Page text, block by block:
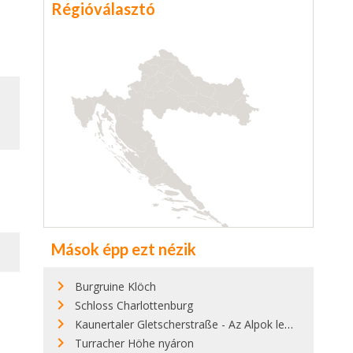
Régióválasztó
Mások épp ezt nézik
Burgruine Klöch
Schloss Charlottenburg
Kaunertaler Gletscherstraße - Az Alpok legszebb zsákutcája
Turracher Höhe nyáron